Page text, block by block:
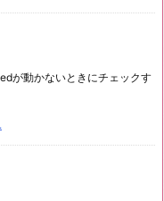
が動かないときにチェックす